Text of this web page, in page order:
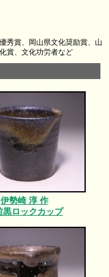
秀賞、岡山県文化奨励賞、山
賞、文化功労者など
伊勢崎 淳 作
黒ロックカップ